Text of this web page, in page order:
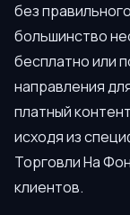
без
большинство
бесплатно или
направления
платный
исходя из
Торговли На
клиентов.